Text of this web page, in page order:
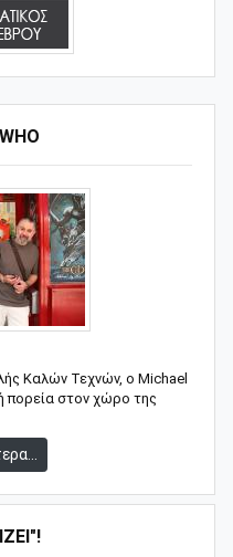
Καλών Τεχνών, ο Michael
πορεία στον χώρο της